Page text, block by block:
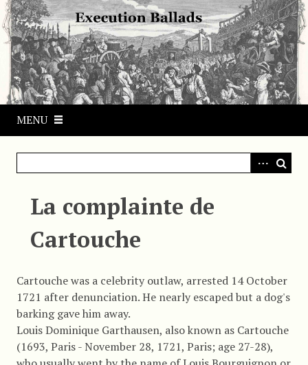
S
k
m
i
MENU
La complainte de
Cartouche
Cartouche was a celebrity outlaw, arrested 14 October
1721 after denunciation. He nearly escaped but a dog's
barking gave him away.
Louis Dominique Garthausen, also known as Cartouche
(1693, Paris - November 28, 1721, Paris; age 27-28),